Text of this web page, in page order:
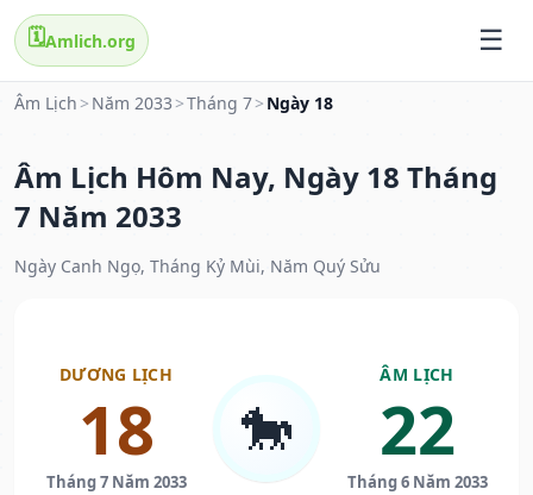
🗓️Amlich.org
Âm Lịch > Năm 2033 >Tháng 7> Ngày 18
Âm Lịch Hôm Nay, Ngày 18 Tháng
7 Năm 2033
Ngày Canh Ngọ, Tháng Kỷ Mùi, Năm Quý Sửu
DƯƠNG LỊCH
18
Tháng 7 Năm 2033
🐎
ÂM LỊCH
22
Tháng 6 Năm 2033